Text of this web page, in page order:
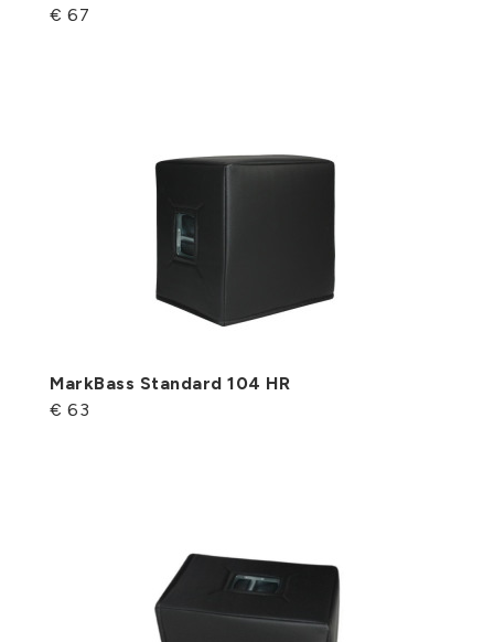
€ 67
MarkBass Standard 104 HR
€ 63